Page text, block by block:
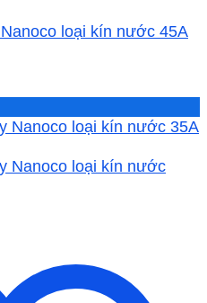
loại kín nước 45A